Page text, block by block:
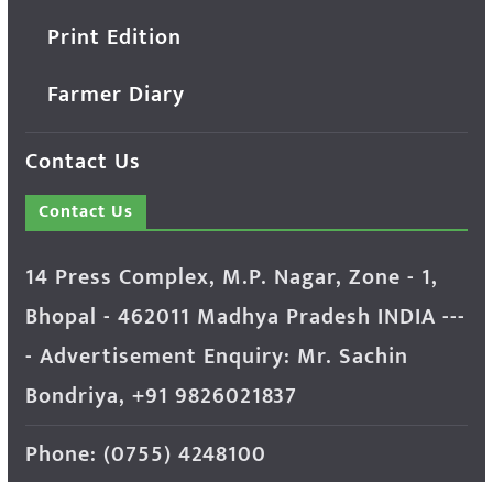
Print Edition
Farmer Diary
Contact Us
Contact Us
14 Press Complex, M.P. Nagar, Zone - 1,
Bhopal - 462011 Madhya Pradesh INDIA ---
- Advertisement Enquiry: Mr. Sachin
Bondriya, +91 9826021837
Phone: (0755) 4248100